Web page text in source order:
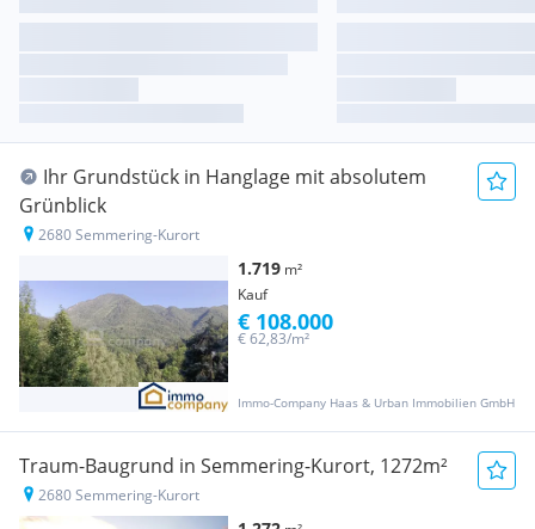
Ihr Grundstück in Hanglage mit absolutem
Grünblick
2680 Semmering-Kurort
1.719 m²
Kauf
Immo-Company Haas & Urban Immobilien GmbH
€ 62,83/m²
€ 108.000
Traum-Baugrund in Semmering-Kurort, 1272m²
2680 Semmering-Kurort